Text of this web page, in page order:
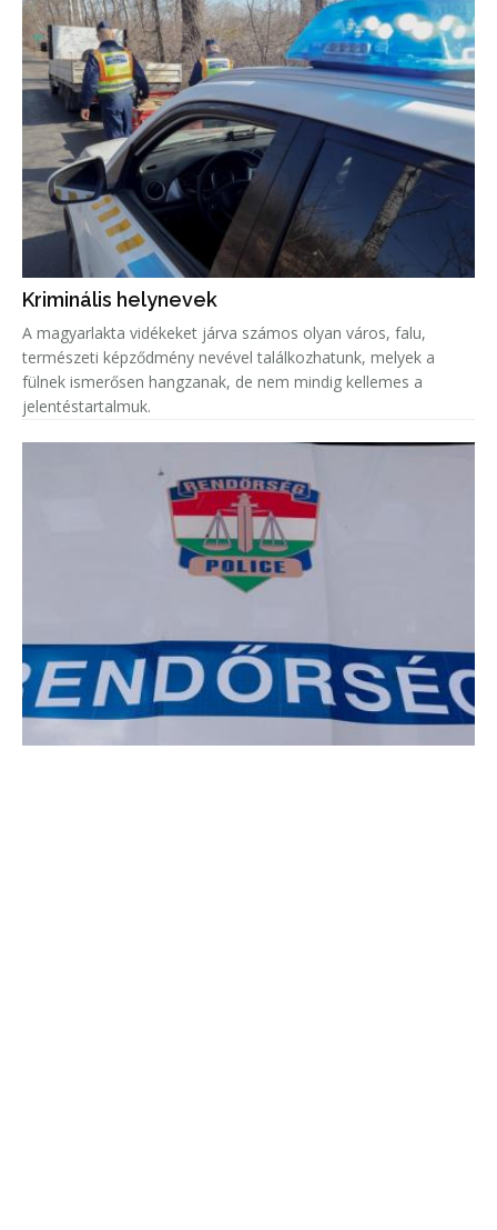
Kriminális helynevek
A magyarlakta vidékeket járva számos olyan város, falu,
természeti képződmény nevével találkozhatunk, melyek a
fülnek ismerősen hangzanak, de nem mindig kellemes a
jelentéstartalmuk.